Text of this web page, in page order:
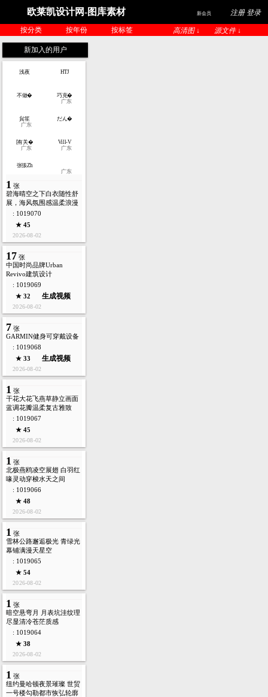
欧莱凯设计网-图库素材 新会员 注册 登录
按分类 按年份 按标签 高清图 ↓ 源文件 ↓
新加入的用户
浅夜 HTJ
不做�
巧克�
广东
貟笙
广东
だん�
[有关�
广东
Vill-V
广东
张張Zh
广东
1 张
碧海晴空之下白衣随性舒
展，海风氛围感温柔浪漫
: 1019070
★ 45
2026-08-02
17 张
中国时尚品牌Urban
Revivo建筑设计
: 1019069
★ 32
生成视频
2026-08-02
7 张
GARMIN健身可穿戴设备
: 1019068
★ 33
生成视频
2026-08-02
1 张
干花大花飞燕草静立画面
蓝调花瓣温柔复古雅致
: 1019067
★ 45
2026-08-02
1 张
北极燕鸥凌空展翅 白羽红
喙灵动穿梭水天之间
: 1019066
★ 48
2026-08-02
1 张
雪林公路邂逅极光 青绿光
幕铺满漫天星空
: 1019065
★ 54
2026-08-02
1 张
暗空悬弯月 月表坑洼纹理
尽显清冷苍茫质感
: 1019064
★ 38
2026-08-02
1 张
纽约曼哈顿夜景璀璨 世贸
一号楼勾勒都市恢弘轮廓